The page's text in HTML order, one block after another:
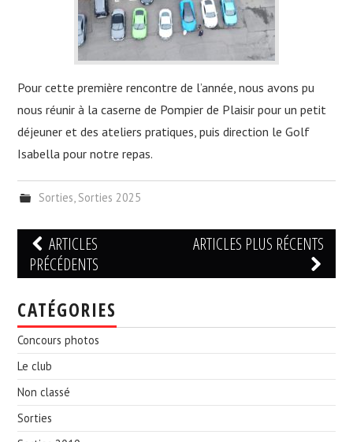
Pour cette première rencontre de l’année, nous avons pu
nous réunir à la caserne de Pompier de Plaisir pour un petit
déjeuner et des ateliers pratiques, puis direction le Golf
Isabella pour notre repas.
Sorties, Sorties 2025
Navigation
des
articles
ARTICLES
PRÉCÉDENTS
ARTICLES PLUS RÉCENTS
CATÉGORIES
Concours photos
Le club
Non classé
Sorties